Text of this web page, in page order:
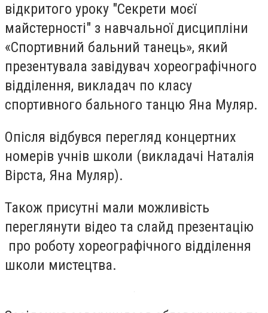
відкритого уроку "Секрети моєї
майстерності" з навчальної дисципліни
«Спортивний бальний танець», який
презентувала завідувач хореографічного
відділення, викладач по класу
спортивного бального танцю Яна Муляр.
Опісля відбувся перегляд концертних
номерів учнів школи (викладачі Наталія
Вірста, Яна Муляр).
Також присутні мали можливість
переглянути відео та слайд презентацію
про роботу хореографічного відділення
школи мистецтва.